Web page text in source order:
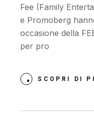
Fee (Family
e Promoberg
occasione della
per pro
SCOPRI DI